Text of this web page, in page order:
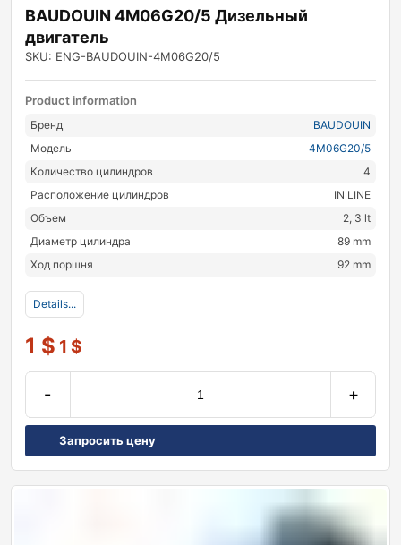
BAUDOUIN 4M06G20/5 Дизельный
двигатель
SKU: ENG-BAUDOUIN-4M06G20/5
Product information
Бренд
BAUDOUIN
Модель
4M06G20/5
Количество цилиндров
4
Расположение цилиндров
IN LINE
Объем
2, 3 lt
Диаметр цилиндра
89 mm
Ход поршня
92 mm
Details...
1 $ 1 $
- +
Запросить цену